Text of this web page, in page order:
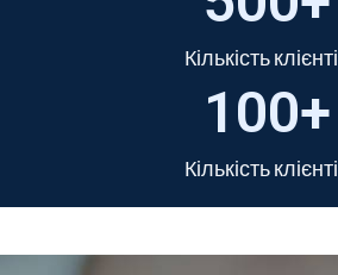
Кількість
Кількість
100+